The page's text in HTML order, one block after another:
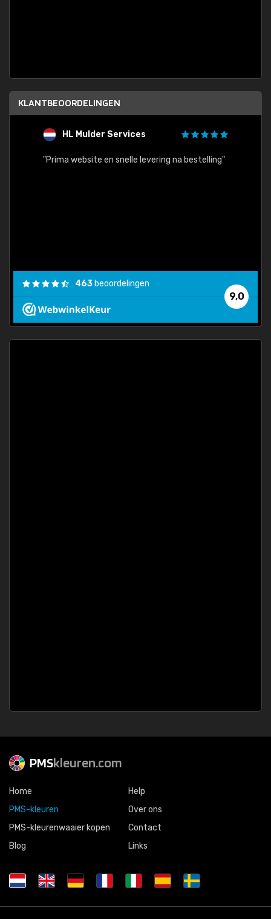
KLANTBEOORDELINGEN
HL Mulder Services
"Prima website en snelle levering na bestelling"
9,0
463 beoordelingen
PMSkleuren.com
Home
PMS-kleuren
PMS-kleurenwaaier kopen
Blog
Help
Over ons
Contact
Links